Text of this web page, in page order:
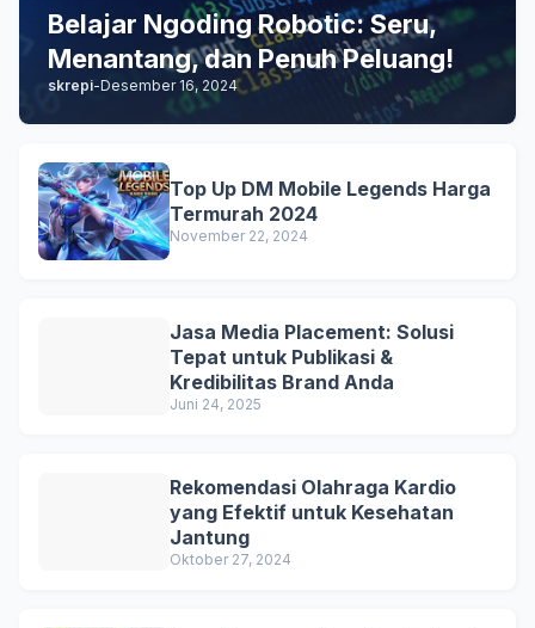
Belajar Ngoding Robotic: Seru,
Menantang, dan Penuh Peluang!
skrepi-Desember 16, 2024
Top Up DM Mobile Legends Harga
Termurah 2024
November 22, 2024
Jasa Media Placement: Solusi
Tepat untuk Publikasi &
Kredibilitas Brand Anda
Juni 24, 2025
Rekomendasi Olahraga Kardio
yang Efektif untuk Kesehatan
Jantung
Oktober 27, 2024